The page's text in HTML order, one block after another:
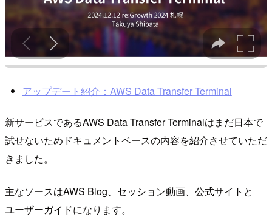
アップデート紹介：AWS Data Transfer Terminal
新サービスであるAWS Data Transfer Terminalはまだ日本で
試せないためドキュメントベースの内容を紹介させていただ
きました。
主なソースはAWS Blog、セッション動画、公式サイトと
ユーザーガイドになります。